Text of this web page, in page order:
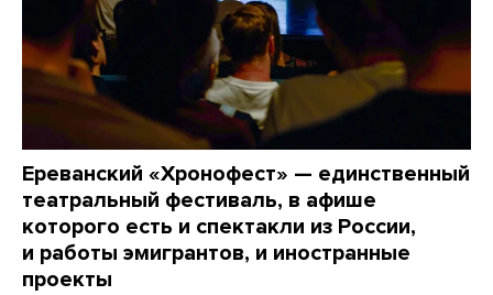
Ереванский «Хронофест» — единственный
театральный фестиваль, в афише
которого есть и спектакли из России,
и работы эмигрантов, и иностранные
проекты